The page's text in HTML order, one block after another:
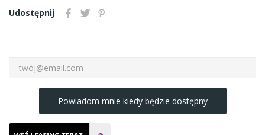
Udostępnij
Powiadom mnie kiedy będzie dostępny